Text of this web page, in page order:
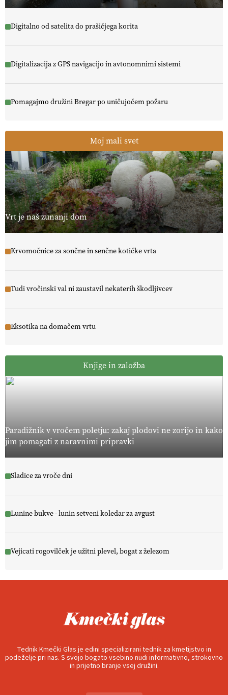
Digitalno od satelita do prašičjega korita
Digitalizacija z GPS navigacijo in avtonomnimi sistemi
Pomagajmo družini Bregar po uničujočem požaru
Moj mali svet
Vrt je naš zunanji dom
Krvomočnice za sončne in senčne kotičke vrta
Tudi vročinski val ni zaustavil nekaterih škodljivcev
Eksotika na domačem vrtu
Knjige in založba
Paradižnik v vročem poletju: zakaj plodovi ne zorijo in kako
jim pomagati z naravnimi pripravki
Sladice za vroče dni
Lunine bukve - lunin setveni koledar za avgust
Vejicati rogovilček je užitni plevel, bogat z železom
Tednik Kmečki Glas je edini specializirani tednik za kmetijstvo in
podeželje pri nas. S svojo bogato vsebino nudi informativno, strokovno
in prijetno branje vsej družini.